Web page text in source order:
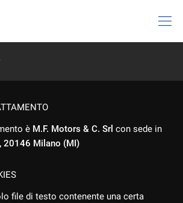
è M.F. Motors & C. Srl con sede in
20146 Milano (MI)
file di testo contenente una certa